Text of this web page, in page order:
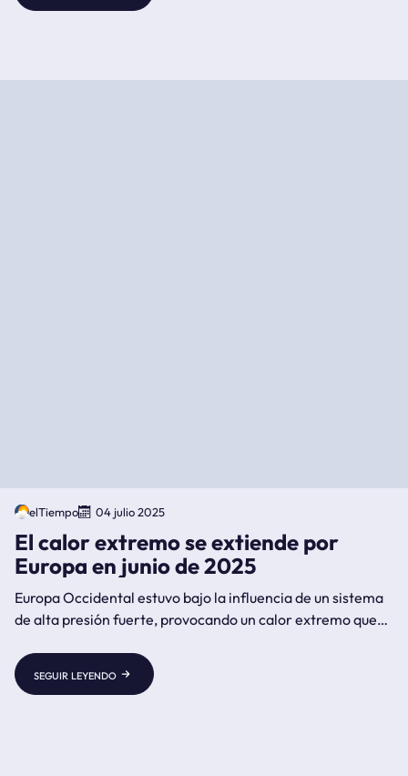
elTiempo 04 julio 2025
El calor extremo se extiende por
Europa en junio de 2025
Europa Occidental estuvo bajo la influencia de un sistema
de alta presión fuerte, provocando un calor extremo que
contaminación del aire o un alto riesgo de incendios
seguir leyendo